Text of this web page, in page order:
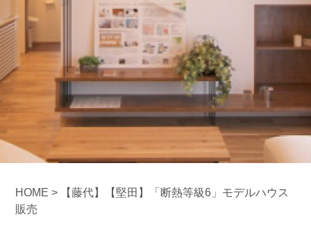
HOME > 【藤代】【堅田】 「断熱等級6」 モデルハウス
販売